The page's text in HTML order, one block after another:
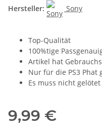
Hersteller:
Sony
Top-Qualität
100%tige
Artikel hat
Nur für die PS3 Phat
Es muss nicht
9,99 €